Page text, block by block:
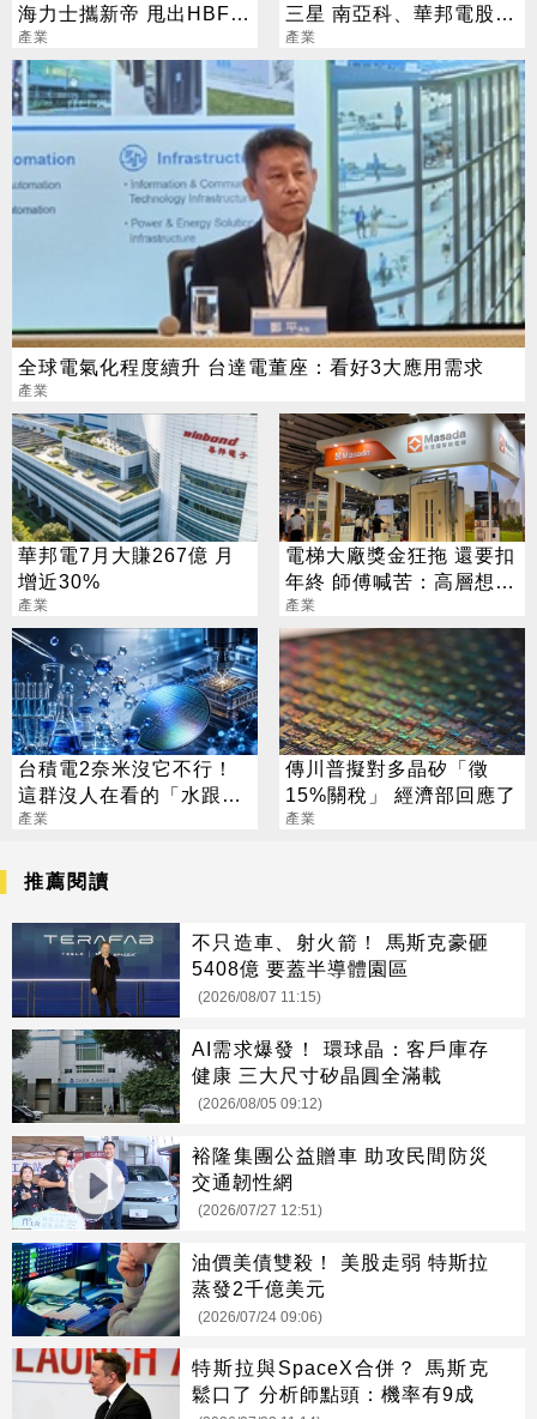
海力士攜新帝 甩出HBF黑
科技
產業
三星 南亞科、華邦電股價
激動了
產業
全球電氣化程度續升 台達電董座：看好3大應用需求
產業
華邦電7月大賺267億 月
增近30%
產業
電梯大廠獎金狂拖 還要扣
年終 師傅喊苦：高層想怎
樣就怎樣
產業
台積電2奈米沒它不行！
這群沒人在看的「水跟
氣」 正在默默吸金
產業
傳川普擬對多晶矽「徵
15%關稅」 經濟部回應了
產業
推薦閱讀
不只造車、射火箭！ 馬斯克豪砸
5408億 要蓋半導體園區
(2026/08/07 11:15)
AI需求爆發！ 環球晶：客戶庫存
健康 三大尺寸矽晶圓全滿載
(2026/08/05 09:12)
裕隆集團公益贈車 助攻民間防災
交通韌性網
(2026/07/27 12:51)
油價美債雙殺！ 美股走弱 特斯拉
蒸發2千億美元
(2026/07/24 09:06)
特斯拉與SpaceX合併？ 馬斯克
鬆口了 分析師點頭：機率有9成